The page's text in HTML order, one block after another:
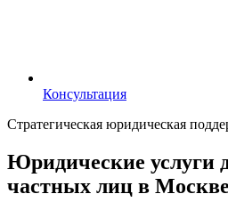
Консультация
Консультация
Стратегическая юридическая
Юридические услуги
частных лиц в Москве